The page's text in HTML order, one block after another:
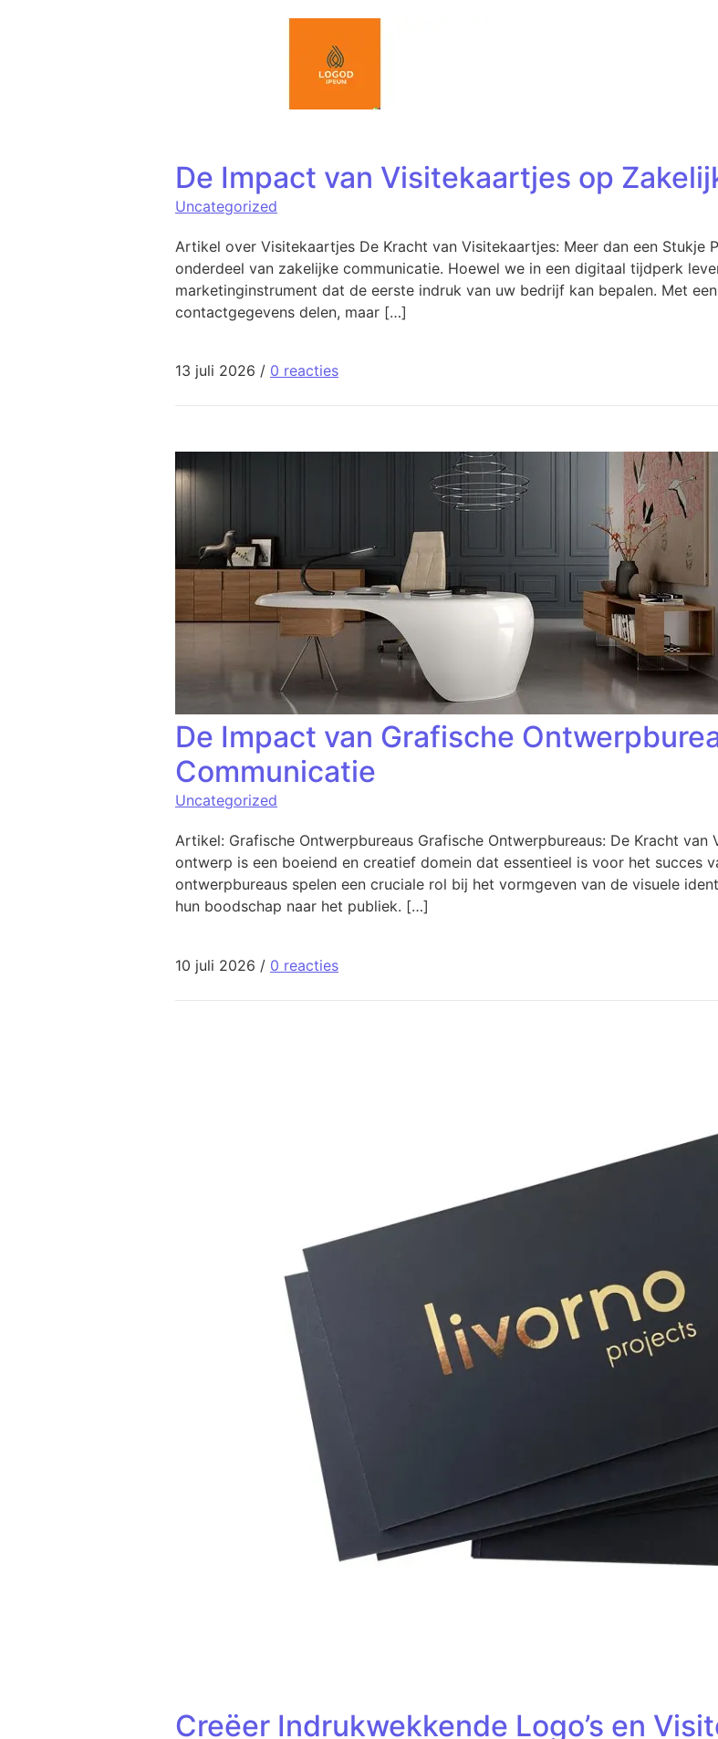
De Impact van Visitekaartjes op
Uncategorized
Artikel over Visitekaartjes De Kracht van Visitekaartjes: Meer dan een Stukje
onderdeel van zakelijke communicatie. Hoewel we in een digitaal tijdperk
marketinginstrument dat de eerste indruk van uw bedrijf kan bepalen. Met
contactgegevens delen, maar […]
13 juli 2026 / 0 reacties
De Impact van Grafische
Communicatie
Uncategorized
Artikel: Grafische Ontwerpbureaus Grafische Ontwerpbureaus: De Kracht
ontwerp is een boeiend en creatief domein dat essentieel is voor het succes
ontwerpbureaus spelen een cruciale rol bij het vormgeven van de visuele
hun boodschap naar het publiek. […]
10 juli 2026 / 0 reacties
Creëer Indrukwekkende Logo’s en